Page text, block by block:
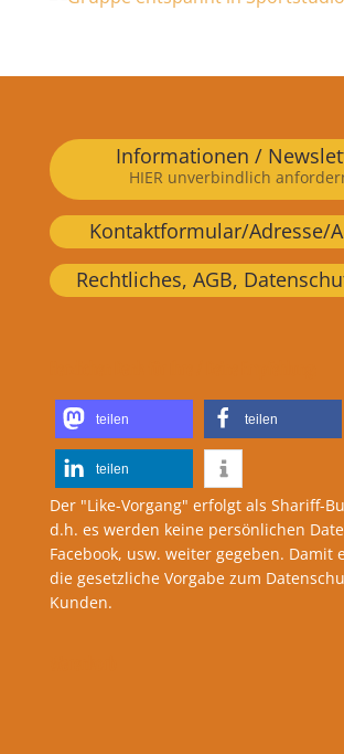
Informationen /
HIER unverbindlich
Kontaktformular/Adresse/
Rechtliches, AGB,
teilen teilen
teilen
Der "Like-Vorgang" erfolgt als Shariff-
d.h. es werden keine persönlichen
Facebook, usw. weiter gegeben. Damit
die gesetzliche Vorgabe zum
Kunden.